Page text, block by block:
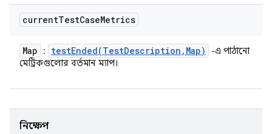
currentTestCaseMetrics
Map : testEnded(TestDescription , Map)
-এ পাঠানো
মেট্রিকগুলোর বর্তমান ম্যাপ।
নিক্ষেপ